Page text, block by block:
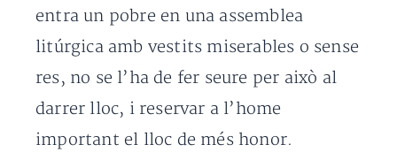
entra un pobre en una assemblea
litúrgica amb vestits miserables o sense
res, no se l’ha de fer seure per això al
darrer lloc, i reservar a l’home
important el lloc de més honor.